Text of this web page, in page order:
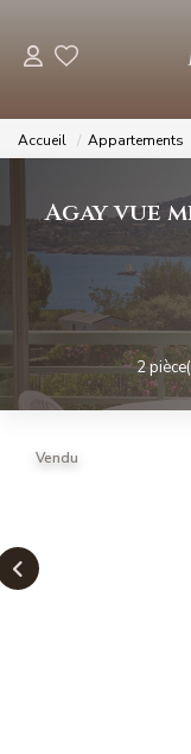
Accueil Appartements
Agay vue
2
Vendu